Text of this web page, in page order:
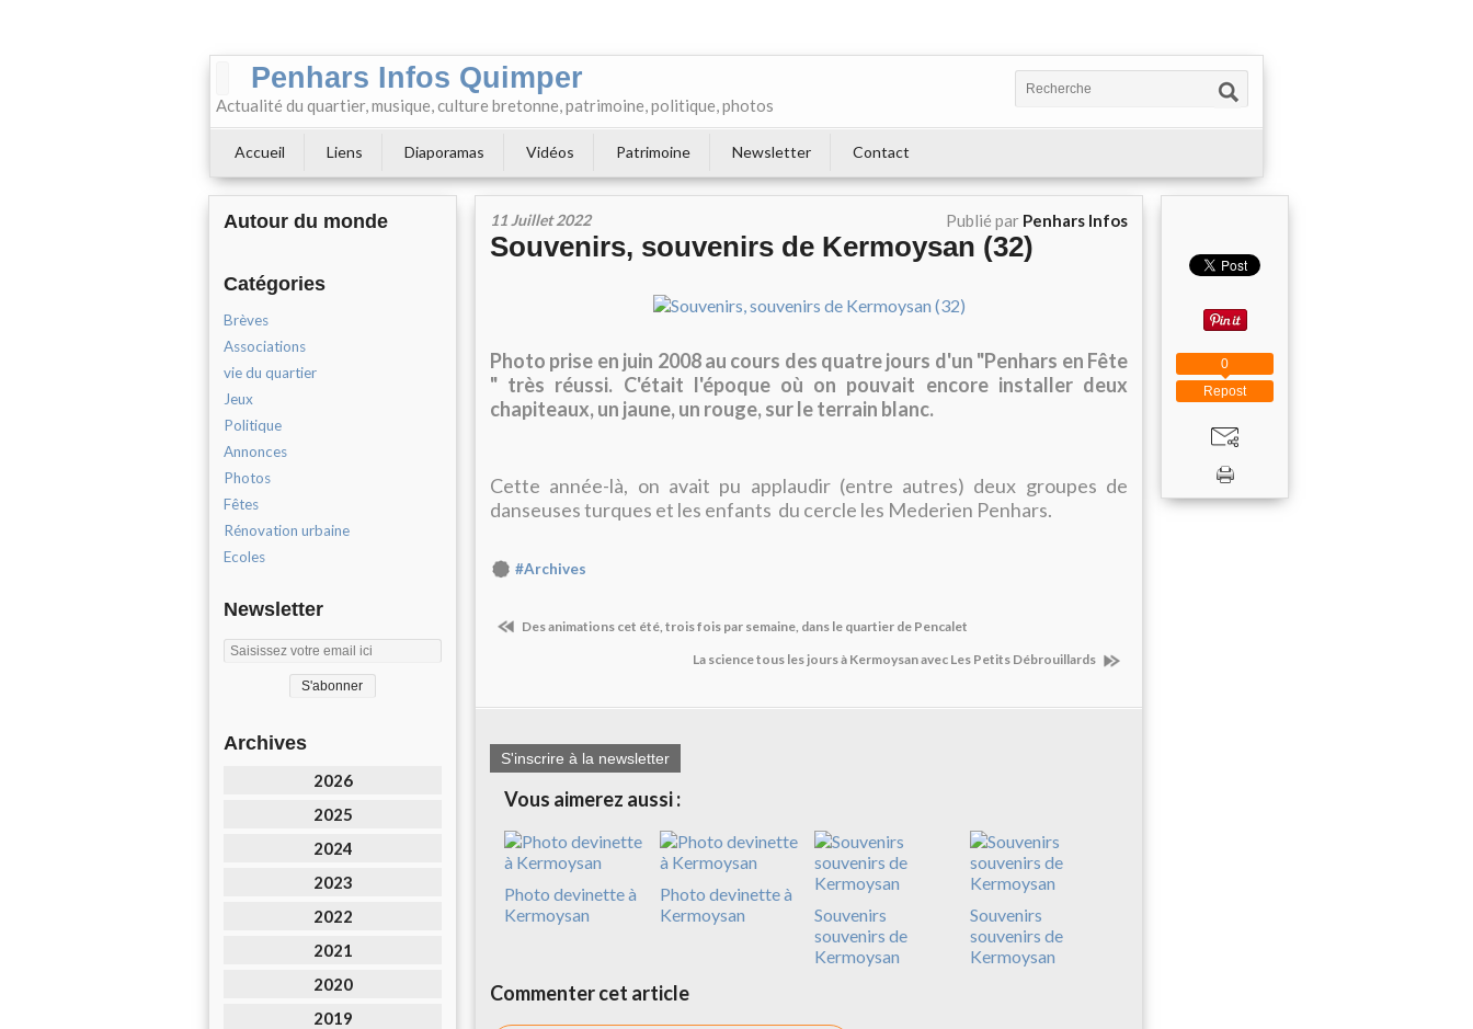
Penhars Infos Quimper
Actualité du quartier, musique, culture bretonne, patrimoine, politique, photos
Accueil Liens Diaporamas Vidéos Patrimoine Newsletter Contact
Autour du monde
Catégories
Brèves
Associations
vie du quartier
Jeux
Politique
Annonces
Photos
Fêtes
Rénovation urbaine
Ecoles
Newsletter
Archives
2026
2025
2024
2023
2022
2021
2020
2019
11 Juillet 2022 Publié par Penhars Infos
Souvenirs, souvenirs de Kermoysan (32)
Photo prise en juin 2008 au cours des quatre jours d'un "Penhars en Fête
" très réussi. C'était l'époque où on pouvait encore installer deux
chapiteaux, un jaune, un rouge, sur le terrain blanc.
Cette année-là, on avait pu applaudir (entre autres) deux groupes de
danseuses turques et les enfants du cercle les Mederien Penhars.
#Archives
Des animations cet été, trois fois par semaine, dans le quartier de Pencalet
La science tous les jours à Kermoysan avec Les Petits Débrouillards
S'inscrire à la newsletter
Vous aimerez aussi :
Photo devinette à
Kermoysan
Photo devinette à
Kermoysan
Souvenirs
souvenirs de
Kermoysan
Souvenirs
souvenirs de
Kermoysan
Commenter cet article
Repost
0